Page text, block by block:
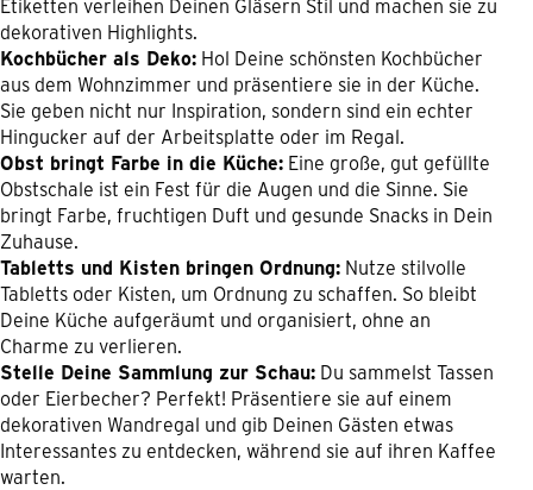
Etiketten verleihen Deinen Gläsern Stil und machen sie zu
dekorativen Highlights.
Kochbücher als Deko: Hol Deine schönsten Kochbücher
aus dem Wohnzimmer und präsentiere sie in der Küche.
Sie geben nicht nur Inspiration, sondern sind ein echter
Hingucker auf der Arbeitsplatte oder im Regal.
Obst bringt Farbe in die Küche: Eine große, gut gefüllte
Obstschale ist ein Fest für die Augen und die Sinne. Sie
bringt Farbe, fruchtigen Duft und gesunde Snacks in Dein
Zuhause.
Tabletts und Kisten bringen Ordnung: Nutze stilvolle
Tabletts oder Kisten, um Ordnung zu schaffen. So bleibt
Deine Küche aufgeräumt und organisiert, ohne an
Charme zu verlieren.
Stelle Deine Sammlung zur Schau: Du sammelst Tassen
oder Eierbecher? Perfekt! Präsentiere sie auf einem
dekorativen Wandregal und gib Deinen Gästen etwas
Interessantes zu entdecken, während sie auf ihren Kaffee
warten.